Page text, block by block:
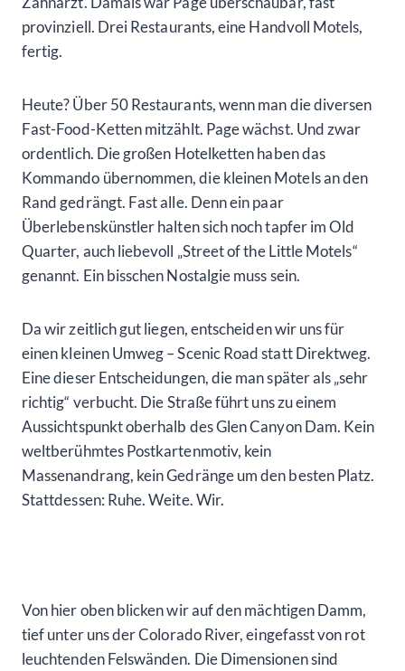
provinziell. Drei Restaurants, eine Handvoll Motels,
fertig.
Heute? Über 50 Restaurants, wenn man die diversen
Fast-Food-Ketten mitzählt. Page wächst. Und zwar
ordentlich. Die großen Hotelketten haben das
Kommando übernommen, die kleinen Motels an den
Rand gedrängt. Fast alle. Denn ein paar
Überlebenskünstler halten sich noch tapfer im Old
Quarter, auch liebevoll „Street of the Little Motels“
genannt. Ein bisschen Nostalgie muss sein.
Da wir zeitlich gut liegen, entscheiden wir uns für
einen kleinen Umweg – Scenic Road statt Direktweg.
Eine dieser Entscheidungen, die man später als „sehr
richtig“ verbucht. Die Straße führt uns zu einem
Aussichtspunkt oberhalb des Glen Canyon Dam. Kein
weltberühmtes Postkartenmotiv, kein
Massenandrang, kein Gedränge um den besten Platz.
Stattdessen: Ruhe. Weite. Wir.
Von hier oben blicken wir auf den mächtigen Damm,
tief unter uns der Colorado River, eingefasst von rot
leuchtenden Felswänden. Die Dimensionen sind